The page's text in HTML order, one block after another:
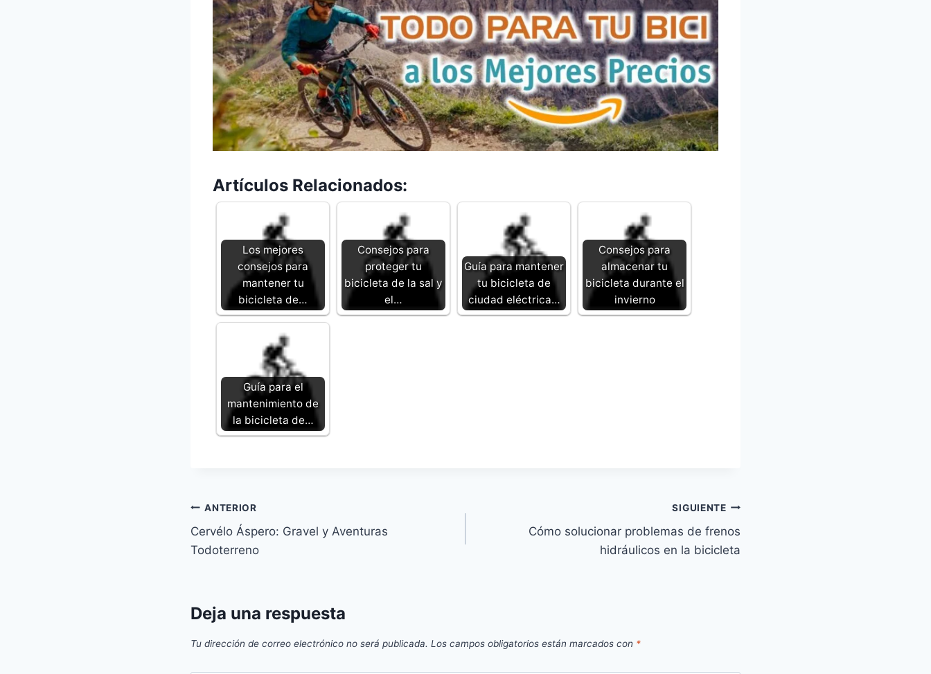
Artículos Relacionados:
Los mejores
consejos para
mantener tu
bicicleta de…
Consejos para
proteger tu
bicicleta de la sal y
el…
Guía para mantener
tu bicicleta de
ciudad eléctrica…
Consejos para
almacenar tu
bicicleta durante el
invierno
Guía para el
mantenimiento de
la bicicleta de…
Navegación
de
ANTERIOR
Cervélo Áspero: Gravel y Aventuras
Todoterreno
SIGUIENTE
Cómo solucionar problemas de frenos
hidráulicos en la bicicleta
Deja una respuesta
Tu dirección de correo electrónico no será publicada. Los campos obligatorios están marcados con *